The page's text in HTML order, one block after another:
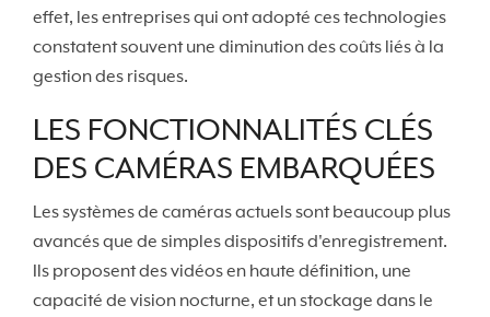
effet, les entreprises qui ont adopté ces technologies
constatent souvent une diminution des coûts liés à la
gestion des risques.
LES FONCTIONNALITÉS CLÉS
DES CAMÉRAS EMBARQUÉES
Les systèmes de caméras actuels sont beaucoup plus
avancés que de simples dispositifs d'enregistrement.
Ils proposent des vidéos en haute définition, une
capacité de vision nocturne, et un stockage dans le